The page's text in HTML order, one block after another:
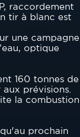
raccordement
tir à blanc est
une campagne
optique
160 tonnes de
prévisions.
la combustion
prochain